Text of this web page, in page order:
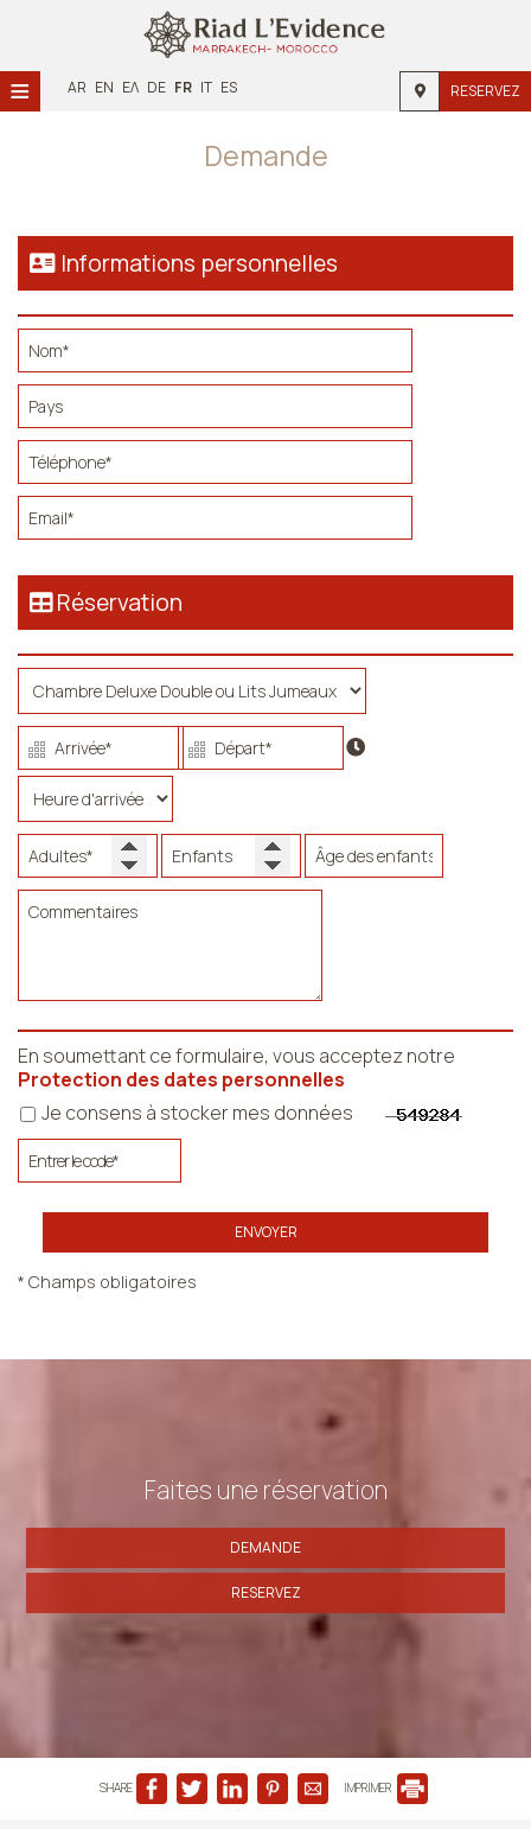
≡ AR EN ΕΛ DE FR IT ES RESERVEZ
Hébergement
Galerie
Demande
Contact
Demande
Informations personnelles
Réservation
En soumettant ce formulaire, vous acceptez notre
Protection des dates personnelles
Je consens à stocker mes données
ENVOYER
* Champs obligatoires
Faites une réservation
DEMANDE
RESERVEZ
SHARE IMPRIMER